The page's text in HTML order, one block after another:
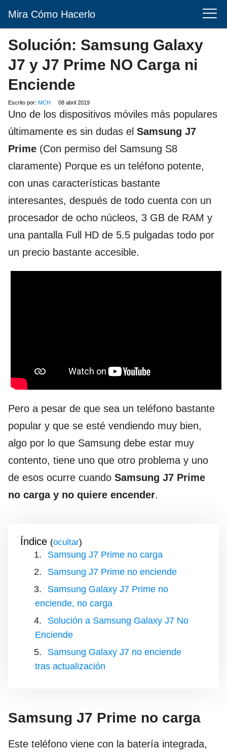
Mira Cómo Hacerlo
Solución: Samsung Galaxy
J7 y J7 Prime NO Carga ni
Enciende
Escrito por: MCH 08 abril 2019
Uno de los dispositivos móviles más populares
últimamente es sin dudas el Samsung J7
Prime (Con permiso del Samsung S8
claramente) Porque es un teléfono potente,
con unas características bastante
interesantes, después de todo cuenta con un
procesador de ocho núcleos, 3 GB de RAM y
una pantalla Full HD de 5.5 pulgadas todo por
un precio bastante accesible.
Pero a pesar de que sea un teléfono bastante
popular y que se esté vendiendo muy bien,
algo por lo que Samsung debe estar muy
contento, tiene uno que otro problema y uno
de esos ocurre cuando Samsung J7 Prime
no carga y no quiere encender.
Índice ( )
Samsung J7 Prime no carga
Samsung J7 Prime no enciende
Samsung Galaxy J7 Prime no
enciende, no carga
Solución a Samsung Galaxy J7 No
Enciende
Samsung Galaxy J7 no enciende
tras actualización
Samsung J7 Prime no carga
Este teléfono viene con la batería integrada,